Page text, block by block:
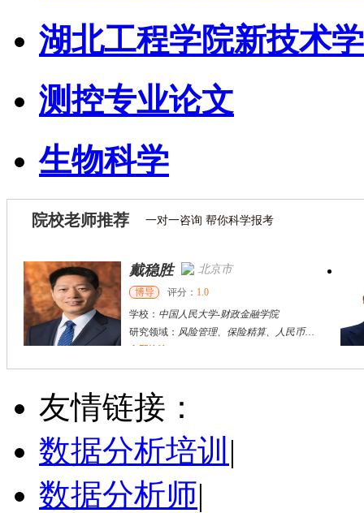
湖北工程学院新技术
测控专业论文
生物科学
院校老师推荐 一对一咨询 帮你科学报考
戴稳胜 北京市
博导 评分： 1.0
学校： 中国人民大学-财政金融学院
研究领域： 风险管理、保险精算、人民币国际化
立即咨询
陈传红 武汉市
硕导
学校：中南民族大学
立即咨询
友情链接：
数据分析培训 |
数据分析师|